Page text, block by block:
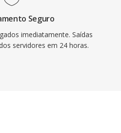
Seguro
imediatamente. Saídas
servidores em 24 horas.